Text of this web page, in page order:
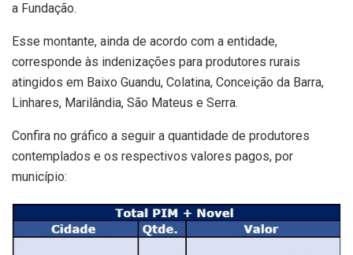
a Fundação.
Esse montante, ainda de acordo com a entidade,
corresponde às indenizações para produtores rurais
atingidos em Baixo Guandu, Colatina, Conceição da Barra,
Linhares, Marilândia, São Mateus e Serra.
Confira no gráfico a seguir a quantidade de produtores
contemplados e os respectivos valores pagos, por
município: